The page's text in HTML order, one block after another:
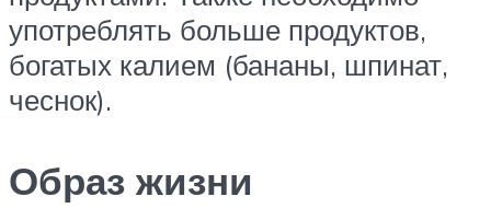
употреблять больше продуктов,
богатых калием (бананы, шпинат,
чеснок).
Образ жизни